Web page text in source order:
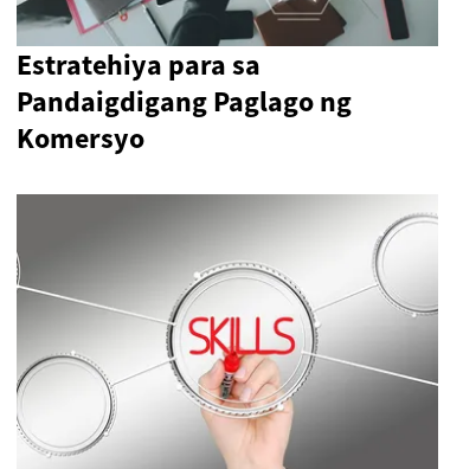
Estratehiya para sa
Pandaigdigang Paglago ng
Komersyo